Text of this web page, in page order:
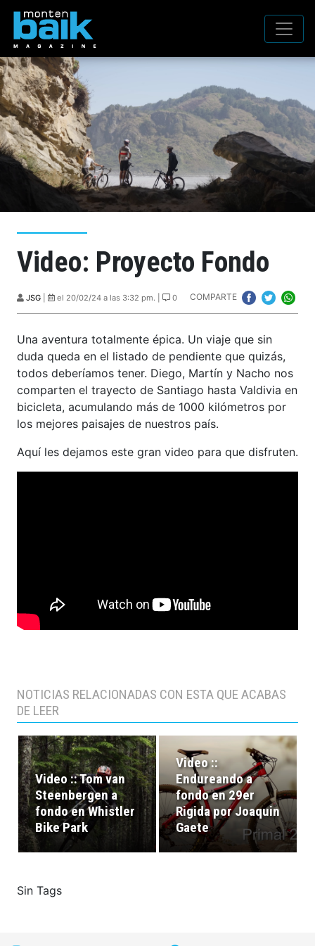
Video: Proyecto Fondo
JSG el 20/02/24 a las 3:32 pm. | 0 COMPARTE
Una aventura totalmente épica. Un viaje que sin
duda queda en el listado de pendiente que quizás,
todos deberíamos tener. Diego, Martín y Nacho nos
comparten el trayecto de Santiago hasta Valdivia en
bicicleta, acumulando más de 1000 kilómetros por
los mejores paisajes de nuestros país.
Aquí les dejamos este gran video para que disfruten.
NOTICIAS RELACIONADAS CON ESTA QUE ACABAS
DE LEER
Video :: Tom van
Steenbergen a
fondo en Whistler
Bike Park
Video ::
Endureando a
fondo en 29er
Rigida por Joaquin
Gaete
Sin Tags